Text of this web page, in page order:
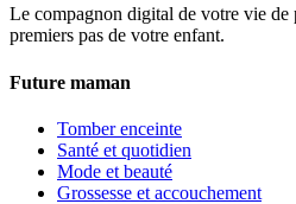
Le compagnon digital de votre vie de
premiers pas de votre enfant.
Future maman
Tomber enceinte
Santé et quotidien
Mode et beauté
Grossesse et accouchement